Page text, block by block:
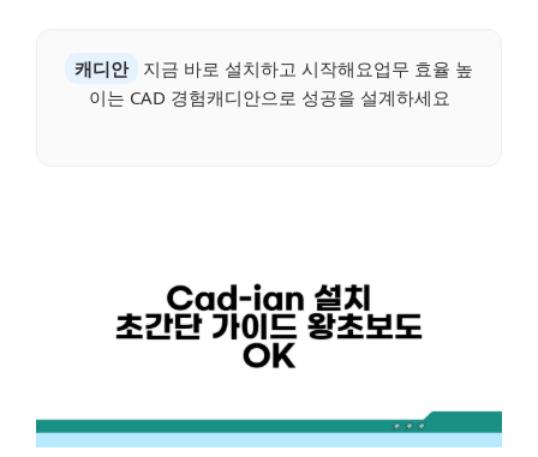
캐디안
지금 바로 설치하고 시작해요업무 효율 높
이는 CAD 경험캐디안으로 성공을 설계하세요